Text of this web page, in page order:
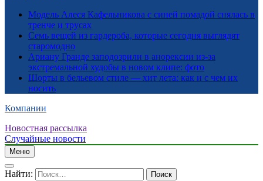
Модель Алеся Кафельникова с синей помадой снялась в
тренче и трусах
Семь вещей из гардероба, которые сегодня выглядят
старомодно
Ариану Гранде заподозрили в анорексии из-за
экстремальной худобы в новом клипе: фото
Шорты в бельевом стиле — хит лета: как и с чем их
носить
Компании
Новостная рассылка
Случайные новости
Меню
Найти: